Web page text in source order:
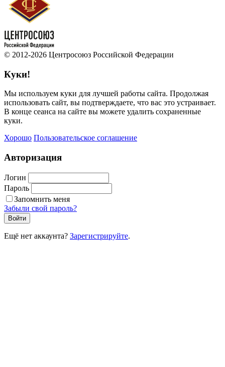
© 2012-2026 Центросоюз Российской Федерации
Куки!
Мы используем куки для лучшей работы сайта. Продолжая
использовать сайт, вы подтверждаете, что вас это устраивает.
В конце сеанса на сайте вы можете удалить сохраненные
куки.
Хорошо Пользовательское соглашение
Авторизация
Логин
Пароль
Запомнить меня
Забыли свой пароль?
Войти
Ещё нет аккаунта? Зарегистрируйте.